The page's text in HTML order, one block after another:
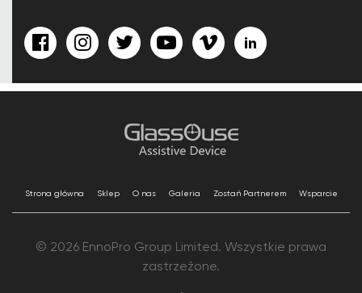
Strona główna Sklep O nas Galeria Zostań Partnerem Wsparcie
© 2026 EnnoPro Group Limited. Wszystkie prawa
zastrzeżone.